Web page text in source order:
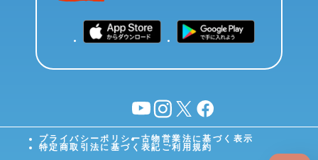
YouTubeinstagram
X facebook
プライバシーポリシー古物営業法に基づく表示
特定商取引法に基づく表記 ご利用規約